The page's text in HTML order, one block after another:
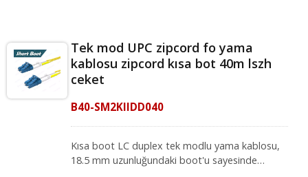
Tek mod UPC zipcord fo yama
kablosu zipcord kısa bot 40m lszh
ceket
B40-SM2KIIDD040
Kısa boot LC duplex tek modlu yama kablosu,
18.5 mm uzunluğundaki boot'u sayesinde